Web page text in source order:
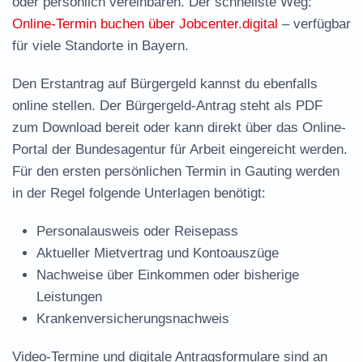
Online-Termin buchen über Jobcenter.digital – verfügbar
für viele Standorte in Bayern.
Den Erstantrag auf Bürgergeld kannst du ebenfalls
online stellen. Der Bürgergeld-Antrag steht als PDF
zum Download bereit oder kann direkt über das Online-
Portal der Bundesagentur für Arbeit eingereicht werden.
Für den ersten persönlichen Termin in Gauting werden
in der Regel folgende Unterlagen benötigt:
Personalausweis oder Reisepass
Aktueller Mietvertrag und Kontoauszüge
Nachweise über Einkommen oder bisherige
Leistungen
Krankenversicherungsnachweis
Video-Termine und digitale Antragsformulare sind an